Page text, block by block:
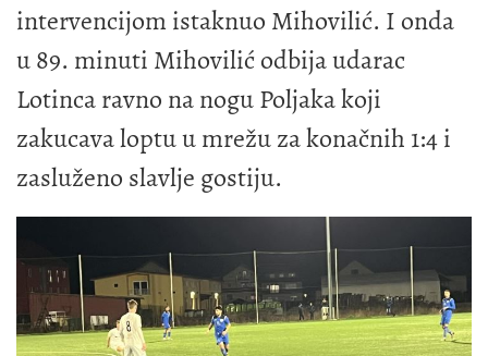
intervencijom istaknuo Mihovilić. I onda
u 89. minuti Mihovilić odbija udarac
Lotinca ravno na nogu Poljaka koji
zakucava loptu u mrežu za konačnih 1:4 i
zasluženo slavlje gostiju.